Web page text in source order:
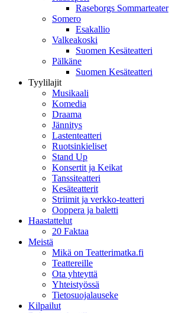
Raseborgs Sommarteater
Somero
Esakallio
Valkeakoski
Suomen Kesäteatteri
Pälkäne
Suomen Kesäteatteri
Tyylilajit
Musikaali
Komedia
Draama
Jännitys
Lastenteatteri
Ruotsinkieliset
Stand Up
Konsertit ja Keikat
Tanssiteatteri
Kesäteatterit
Striimit ja verkko-teatteri
Ooppera ja baletti
Haastattelut
20 Faktaa
Meistä
Mikä on Teatterimatka.fi
Teattereille
Ota yhteyttä
Yhteistyössä
Tietosuojalauseke
Kilpailut